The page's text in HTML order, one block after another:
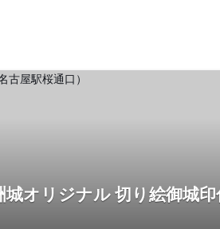
城オリジナル 切り絵御城